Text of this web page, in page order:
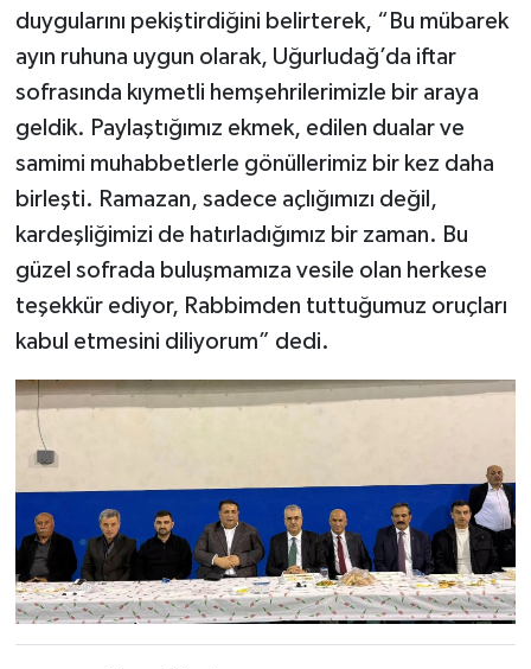
duygularını pekiştirdiğini belirterek, “Bu mübarek
ayın ruhuna uygun olarak, Uğurludağ’da iftar
sofrasında kıymetli hemşehrilerimizle bir araya
geldik. Paylaştığımız ekmek, edilen dualar ve
samimi muhabbetlerle gönüllerimiz bir kez daha
birleşti. Ramazan, sadece açlığımızı değil,
kardeşliğimizi de hatırladığımız bir zaman. Bu
güzel sofrada buluşmamıza vesile olan herkese
teşekkür ediyor, Rabbimden tuttuğumuz oruçları
kabul etmesini diliyorum” dedi.